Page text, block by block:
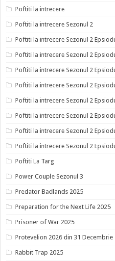
Poftiti la intrecere
Poftiti la intrecere Sezonul 2
Poftiti la intrecere Sezonul 2
Poftiti la intrecere Sezonul 2
Poftiti la intrecere Sezonul 2
Poftiti la intrecere Sezonul 2
Poftiti la intrecere Sezonul 2
Poftiti la intrecere Sezonul 2
Poftiti la intrecere Sezonul 2
Poftiti la intrecere Sezonul 2
Poftiti La Targ
Power Couple Sezonul 3
Predator Badlands 2025
Preparation for the Next Life 2025
Prisoner of War 2025
Protevelion 2026 din 31 Decembrie
Rabbit Trap 2025